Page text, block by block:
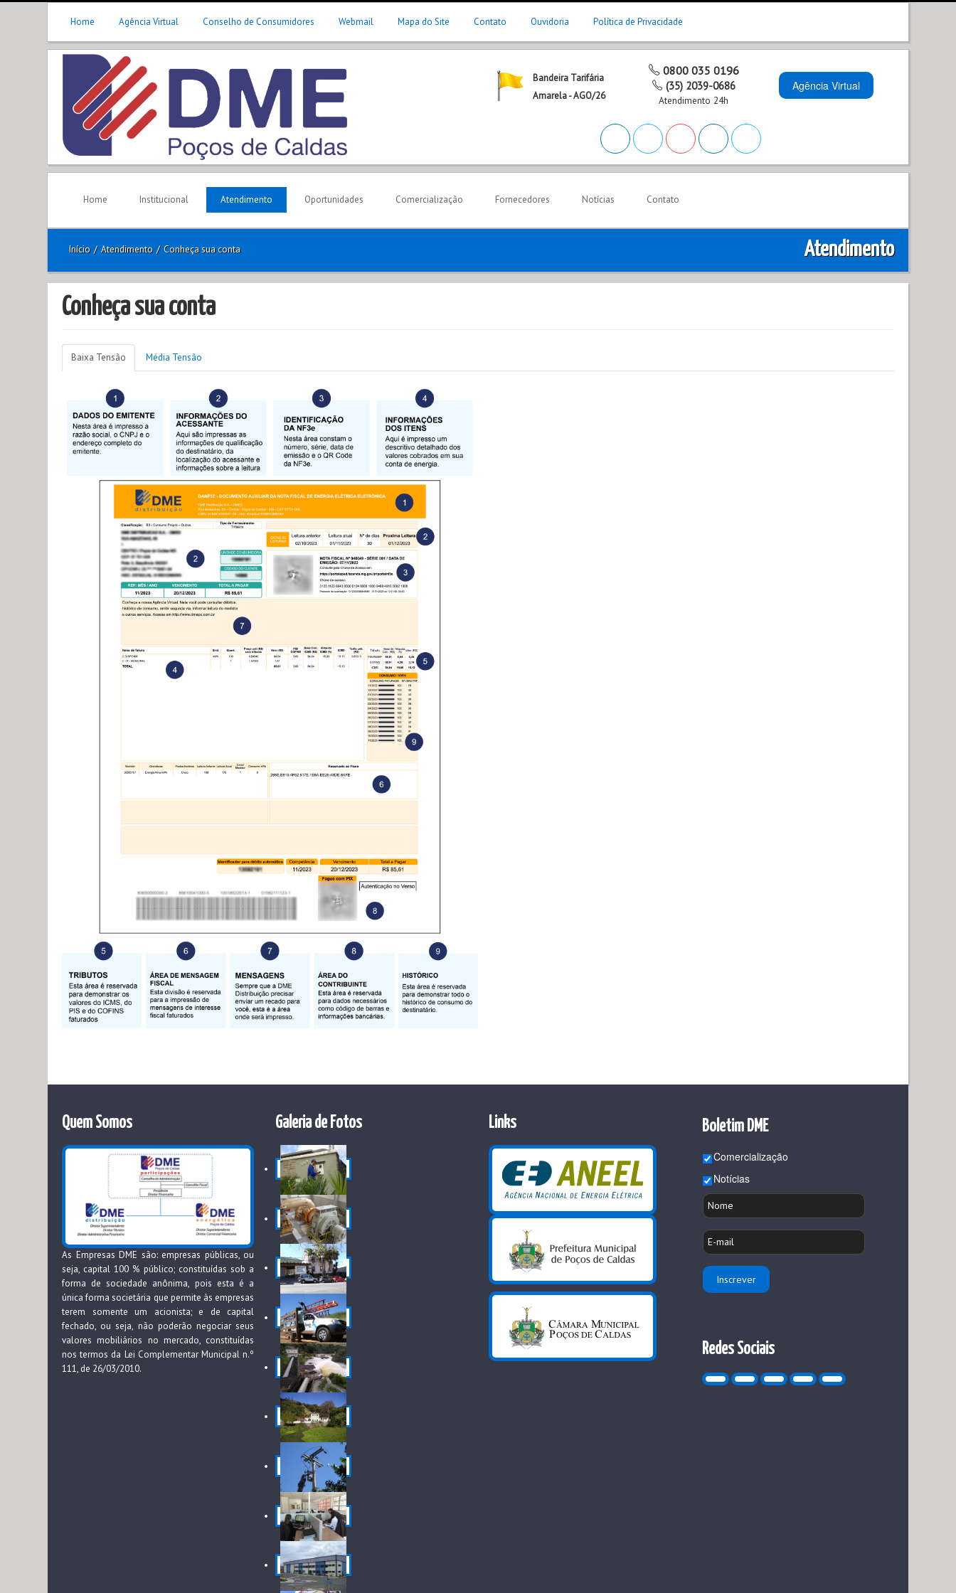
Home Agência Virtual Conselho de Consumidores Webmail Mapa do Site Contato Ouvidoria Política de Privacidade
Bandeira Tarifária
Amarela - AGO/26
0800 035 0196
(35) 2039-0686
Atendimento 24h
Agência Virtual
Home Institucional Atendimento Oportunidades Comercialização Fornecedores Notícias Contato
Início / Atendimento / Conheça sua conta Atendimento
Conheça sua conta
Baixa Tensão Média Tensão
Quem Somos
As Empresas DME são: empresas públicas, ou
seja, capital 100 % público; constituídas sob a
forma de sociedade anônima, pois esta é a
única forma societária que permite às empresas
terem somente um acionista; e de capital
fechado, ou seja, não poderão negociar seus
valores mobiliários no mercado, constituídas
nos termos da Lei Complementar Municipal n.º
111, de 26/03/2010.
Galeria de Fotos Links Boletim DME
Comercialização
Notícias
Redes Sociais